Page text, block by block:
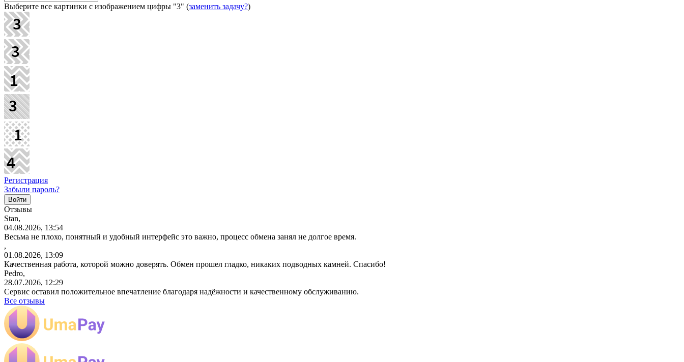
Выберите все картинки с изображением цифры "3" (заменить задачу?)
Регистрация
Забыли пароль?
Отзывы
Stan,
04.08.2026, 13:54
Весьма не плохо, понятный и удобный интерфейс это важно, процесс обмена занял не долгое время.
,
01.08.2026, 13:09
Качественная работа, которой можно доверять. Обмен прошел гладко, никаких подводных камней. Спасибо!
Pedro,
28.07.2026, 12:29
Сервис оставил положительное впечатление благодаря надёжности и качественному обслуживанию.
Все отзывы